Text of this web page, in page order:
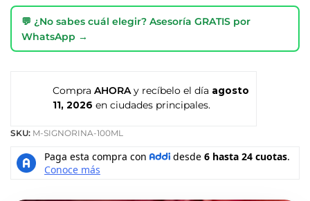
💬 ¿No sabes cuál elegir? Asesoría GRATIS por
WhatsApp →
Compra AHORA y recíbelo el día agosto
11, 2026 en ciudades principales.
SKU: M-SIGNORINA-100ML